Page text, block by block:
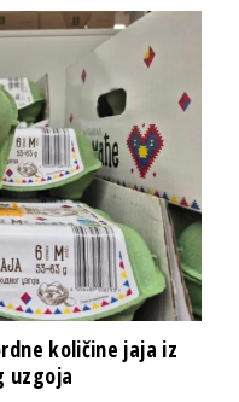
količine jaja iz
uzgoja